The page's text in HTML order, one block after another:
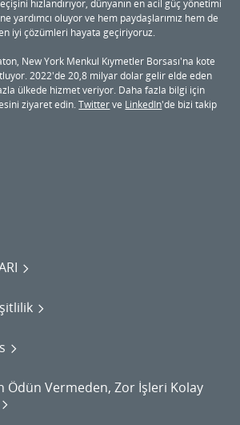
hızlandırıyor, dünyanın en acil güç yönetimi
yardımcı oluyor ve hem paydaşlarımız hem de
iyi çözümleri hayata geçiriyoruz.
New York Menkul Kıymetler Borsası'na kote
2022'de 20,8 milyar dolar gelir elde eden
ülkede hizmet veriyor. Daha fazla bilgi için
ziyaret edin.Twitterve LinkedIn'de bizi takip
Vermeden, Zor İşleri Kolay